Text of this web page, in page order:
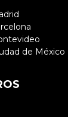
de México